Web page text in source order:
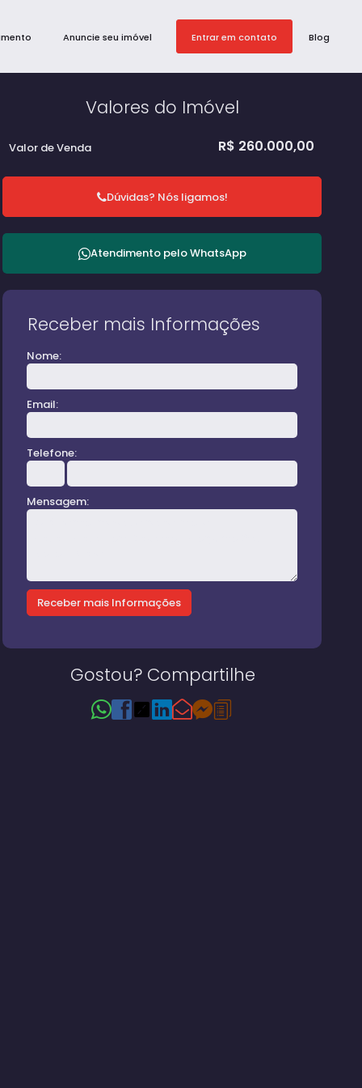
Blog
Entrar em contato
Anuncie seu imóvel
Valores do Imóvel
R$ 260.000,00
Valor de Venda
Dúvidas? Nós ligamos!
Atendimento peloWhatsApp
Receber mais Informações
Nome:
Email:
Telefone:
Mensagem:
Gostou? Compartilhe